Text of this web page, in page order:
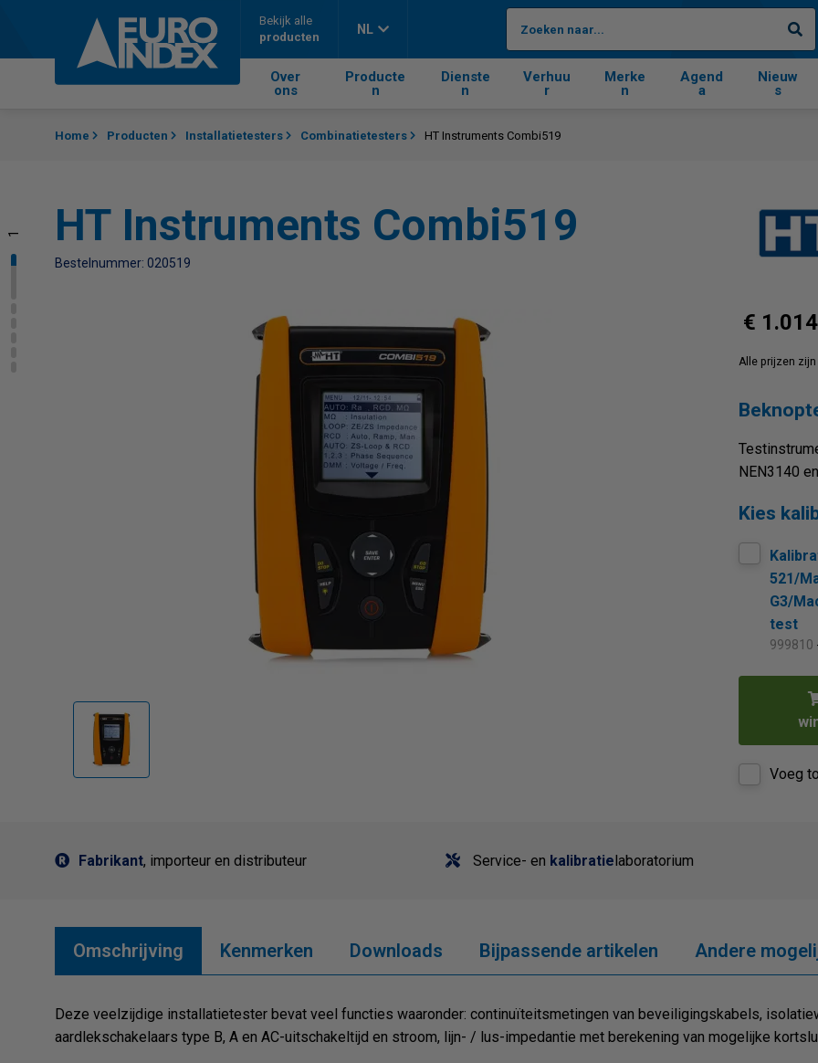
Bekijk alle
producten
NL
Over
ons
Producte
n
Dienste
n
Verhuu
r
Merke
n
Agend
a
Nieuw
s
1
Home Producten Installatietesters Combinatietesters HT Instruments Combi519
HT Instruments Combi519
Bestelnummer: 020519
€
Alle prijzen
NEN3140
Kies
521/
G3/
test
999810
Voeg
Fabrikant, importeur en distributeur Service- en kalibratielaboratorium
Omschrijving Kenmerken Downloads Bijpassende artikelen Andere
Deze veelzijdige installatietester bevat veel functies waaronder: continuïteitsmetingen van beveiligingskabels,
aardlekschakelaars type B, A en AC-uitschakeltijd en stroom, lijn- / lus-impedantie met berekening van mogelijke